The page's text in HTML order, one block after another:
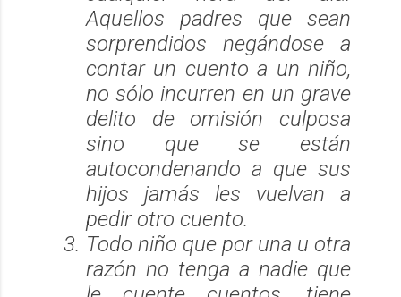
Aquellos padres que sean
sorprendidos negándose a
contar un cuento a un niño,
no sólo incurren en un grave
delito de omisión culposa
sino que se están
autocondenando a que sus
hijos jamás les vuelvan a
pedir otro cuento.
Todo niño que por una u otra
razón no tenga a nadie que